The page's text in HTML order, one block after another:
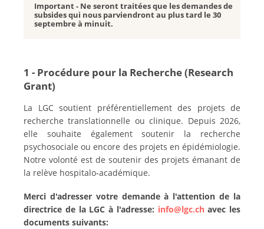
Important - Ne seront traitées que les demandes de
subsides qui nous parviendront au plus tard le 30
septembre à minuit.
1 - Procédure pour la Recherche (Research
Grant)
La LGC soutient préférentiellement des projets de
recherche translationnelle ou clinique. Depuis 2026,
elle souhaite également soutenir la recherche
psychosociale ou encore des projets en épidémiologie.
Notre volonté est de soutenir des projets émanant de
la relève hospitalo-académique.
Merci d'adresser votre demande à l'attention de la
directrice de la LGC à l'adresse: info@lgc.chavec les
documents suivants: